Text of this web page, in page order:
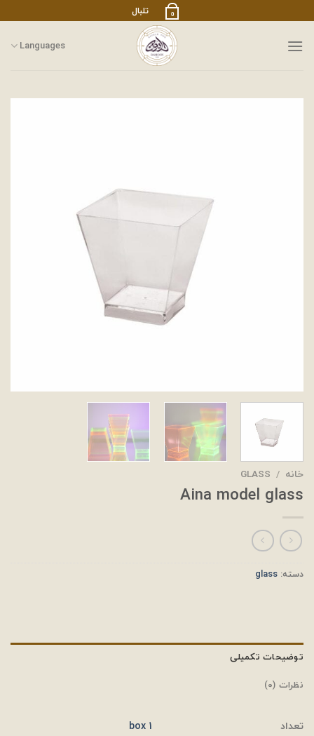
از
محتوا
0 تلبال
Languages
خانه /
GLASS
Aina model glass
دسته: glass
توضیحات تکمیلی
نظرات (0)
تعداد 1 box